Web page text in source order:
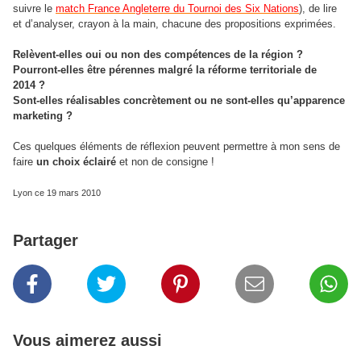
suivre le match France Angleterre du Tournoi des Six Nations), de lire
et d’analyser, crayon à la main, chacune des propositions exprimées.
Relèvent-elles oui ou non des compétences de la région ?
Pourront-elles être pérennes malgré la réforme territoriale de
2014 ?
Sont-elles réalisables concrètement ou ne sont-elles qu’apparence
marketing ?
Ces quelques éléments de réflexion peuvent permettre à mon sens de
faire un choix éclairé et non de consigne !
Lyon ce 19 mars 2010
Partager
Vous aimerez aussi